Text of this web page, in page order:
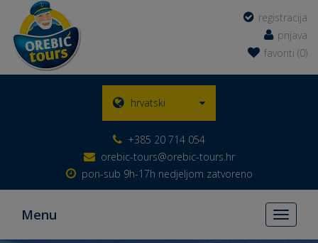
registracija
prijava
favoriti (0)
hrvatski
+385 20 714 054
orebic-tours@orebic-tours.hr
pon-sub 9h-17h nedjeljom zatvoreno
Toggle
Menu